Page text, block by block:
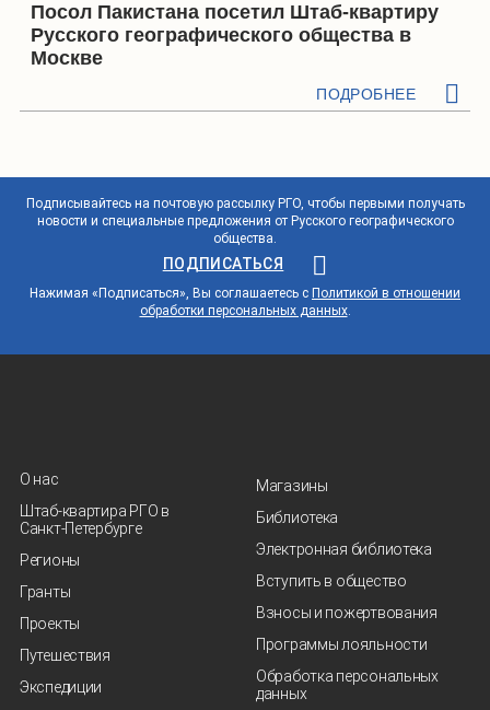
Посол Пакистана посетил Штаб-квартиру
Русского географического общества в
Москве
ПОДРОБНЕЕ
Подписывайтесь на почтовую рассылку РГО, чтобы первыми получать
новости и специальные предложения от Русского географического
общества.
ПОДПИСАТЬСЯ
Нажимая «Подписаться», Вы соглашаетесь с Политикой в отношении
обработки персональных данных.
О нас
Штаб-квартира РГО в
Санкт‑Петербурге
Регионы
Гранты
Проекты
Путешествия
Экспедиции
Магазины
Библиотека
Электронная библиотека
Вступить в общество
Взносы и пожертвования
Программы лояльности
Обработка персональных
данных